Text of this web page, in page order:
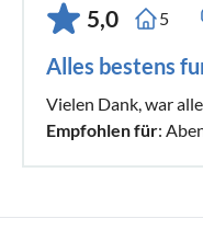
5,0 5
Alles bestens
Vielen Dank, war
Empfohlen für: